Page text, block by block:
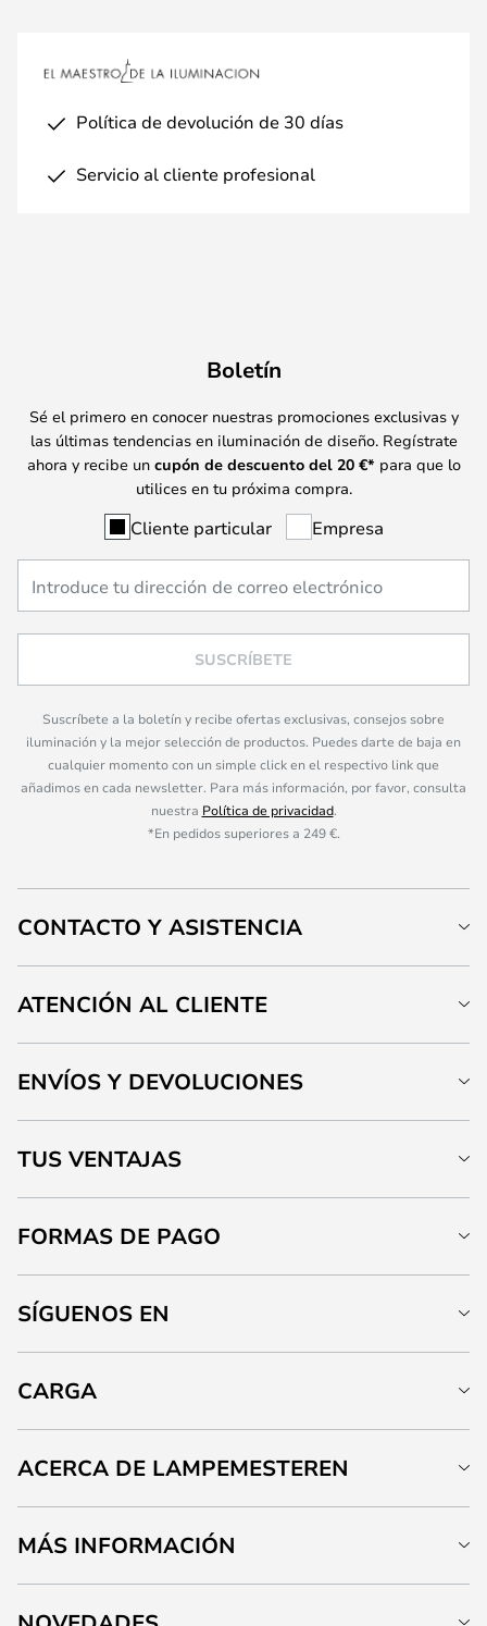
Política de devolución de 30 días
Servicio al cliente profesional
Boletín
Sé el primero en conocer nuestras promociones exclusivas y
las últimas tendencias en iluminación de diseño. Regístrate
ahora y recibe un cupón de descuento del 20 €* para que lo
utilices en tu próxima compra.
Cliente particular Empresa
SUSCRÍBETE
Suscríbete a la boletín y recibe ofertas exclusivas, consejos sobre
iluminación y la mejor selección de productos. Puedes darte de baja en
cualquier momento con un simple click en el respectivo link que
añadimos en cada newsletter. Para más información, por favor, consulta
nuestra Política de privacidad.
*En pedidos superiores a 249 €.
CONTACTO Y ASISTENCIA
ATENCIÓN AL CLIENTE
ENVÍOS Y DEVOLUCIONES
TUS VENTAJAS
FORMAS DE PAGO
SÍGUENOS EN
CARGA
ACERCA DE LAMPEMESTEREN
MÁS INFORMACIÓN